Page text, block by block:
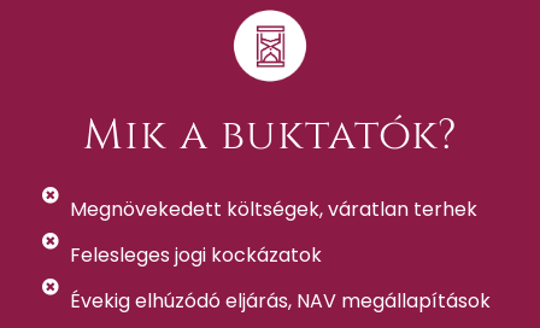
Mik a buktatók?
Megnövekedett költségek, váratlan terhek
Felesleges jogi kockázatok
Évekig elhúzódó eljárás, NAV megállapítások